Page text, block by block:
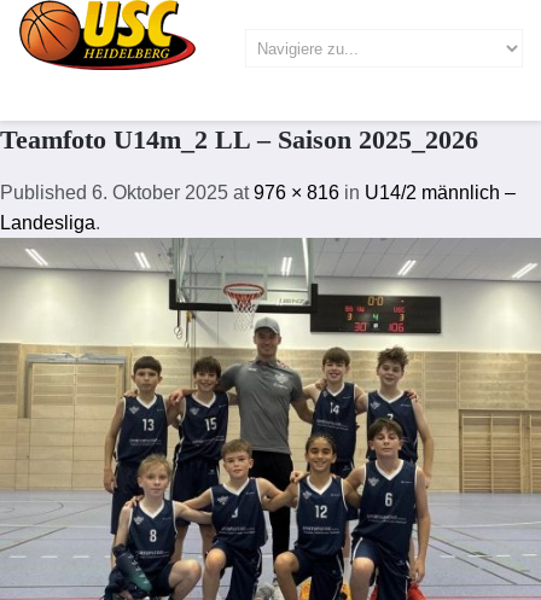
Teamfoto U14m_2 LL – Saison 2025_2026
Published 6. Oktober 2025 at976 × 816 in U14/2 männlich –
Landesliga.